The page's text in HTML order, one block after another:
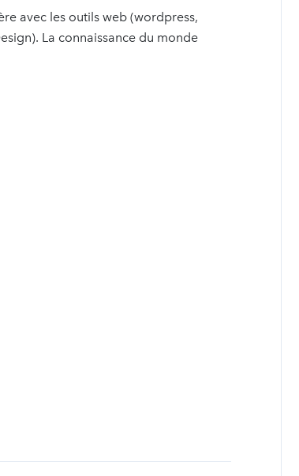
avec les outils web (wordpress,
La connaissance du monde